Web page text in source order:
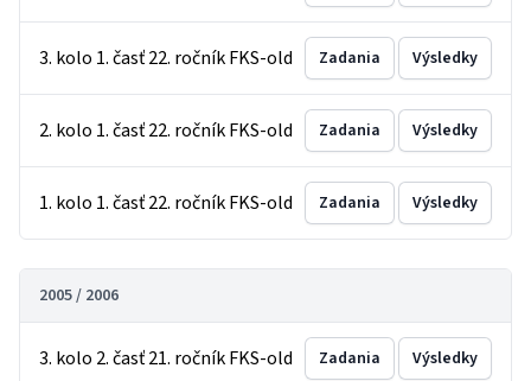
3. kolo 1. časť 22. ročník FKS-old Zadania Výsledky
2. kolo 1. časť 22. ročník FKS-old Zadania Výsledky
1. kolo 1. časť 22. ročník FKS-old Zadania Výsledky
2005 / 2006
3. kolo 2. časť 21. ročník FKS-old Zadania Výsledky